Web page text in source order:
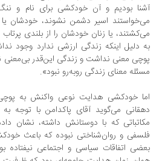
بودیم و آن خودکشی برای نام و ننگ
اسیر دشمن نشوند، خودشان یا زنان
یا زنان خودشان را از بلندی پرتاب
دلیل اینکه زندگی ارزشی ندارد وجود نداشت.
معنی نداشت و زندگی این‌قدر بی‌معنی نشده
معنای زندگی روبه‌رو نبود».
خودکشی هدایت نوعی واکنش به پوچی
می‌گوید آقای پاکدامن با توجه به
که با دوستانش داشته، نشان داده
و روان‌شناختی نبوده که باعث خودکشی
اتفاقات سیاسی و اجتماعی نیفتاده بود،